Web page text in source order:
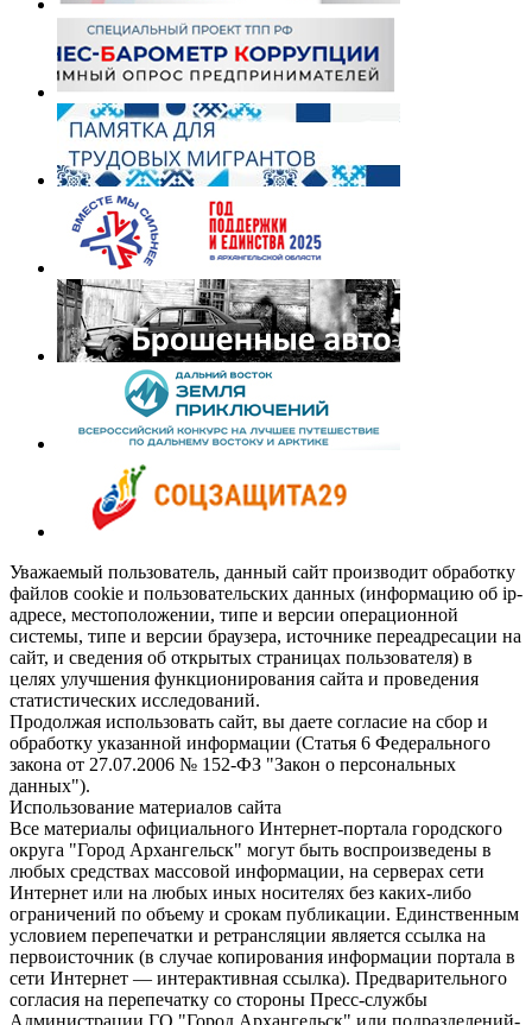
Уважаемый пользователь, данный сайт производит обработку
файлов cookie и пользовательских данных (информацию об ip-
адресе, местоположении, типе и версии операционной
системы, типе и версии браузера, источнике переадресации на
сайт, и сведения об открытых страницах пользователя) в
целях улучшения функционирования сайта и проведения
статистических исследований.
Продолжая использовать сайт, вы даете согласие на сбор и
обработку указанной информации (Статья 6 Федерального
закона от 27.07.2006 № 152-ФЗ "Закон о персональных
данных").
Использование материалов сайта
Все материалы официального Интернет-портала городского
округа "Город Архангельск" могут быть воспроизведены в
любых средствах массовой информации, на серверах сети
Интернет или на любых иных носителях без каких-либо
ограничений по объему и срокам публикации. Единственным
условием перепечатки и ретрансляции является ссылка на
первоисточник (в случае копирования информации портала в
сети Интернет — интерактивная ссылка). Предварительного
согласия на перепечатку со стороны Пресс-службы
Администрации ГО "Город Архангельск" или подразделений-